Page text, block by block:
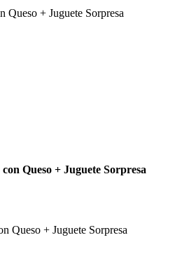
Queso + Juguete Sorpresa
Queso + Juguete Sorpresa
Queso + Juguete Sorpresa